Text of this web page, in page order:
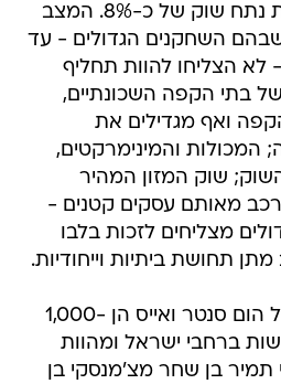
(ללא אוטו דיפו) תופסת נתח שוק של כ-8%. המצב
השחקנים הגדולים - עד
הצליחו להוות תחליף
בתי הקפה השכונתיים,
ואף מגדילים את
המכולות והמינימרקטים,
עדיין 40% מהשוק; שוק המזון המהיר
מאותם עסקים קטנים -
מצליחים לזכות בלבו
תחושת ביתיות וייחודיות.
המתחרים העיקריים של הום סנטר ואייס הן 1,000-
ברחבי ישראל ומהוות
תמיר בן שחר מצ'מנסקי בן